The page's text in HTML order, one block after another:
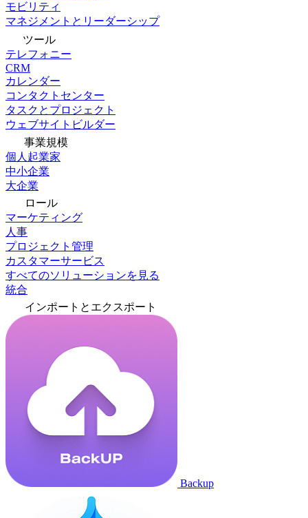
モビリティ
マネジメントとリーダーシップ
ツール
テレフォニー
CRM
カレンダー
コンタクトセンター
タスクとプロジェクト
ウェブサイトビルダー
事業規模
個人起業家
中小企業
大企業
ロール
マーケティング
人事
プロジェクト管理
カスタマーサービス
すべてのソリューションを見る
統合
インポートとエクスポート
Backup